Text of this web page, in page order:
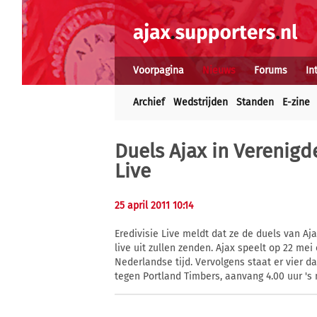
Voorpagina Nieuws Forums
Archief Wedstrijden Standen E-zine
Duels Ajax in
Live
25 april 2011 10:14
Eredivisie Live meldt dat ze de duels van
live uit zullen zenden. Ajax speelt op 22
Nederlandse tijd. Vervolgens staat er vier
tegen Portland Timbers, aanvang 4.00 uur